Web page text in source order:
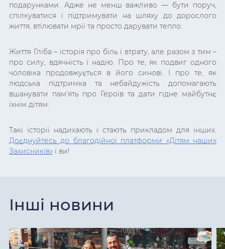
подарунками. Адже не менш важливо — бути поруч,
спілкуватися і підтримувати на шляху до дорослого
життя, втілювати мрії та просто дарувати тепло.
Життя Гліба – історія про біль і втрату, але разом з тим –
про силу, вдячність і надію. Про те, як подвиг одного
чоловіка продовжується в його синові. І про те, як
людська підтримка та небайдужість допомагають
вшанувати пам’ять про Героїв та дати гідне майбутнє
їхнім дітям.
Такі історії надихають і стають прикладом для інших.
Доєднуйтесь до благодійної платформи «Дітям наших
Захисників» і ви!
Інші новини